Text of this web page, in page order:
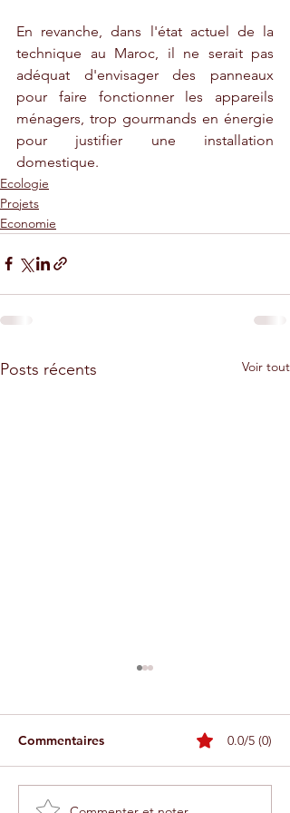
En revanche, dans l'état actuel de la
technique au Maroc, il ne serait pas
adéquat d'envisager des panneaux
pour faire fonctionner les appareils
ménagers, trop gourmands en énergie
pour justifier une installation
domestique.
Ecologie
Projets
Economie
Posts récents Voir tout
Commentaires 0.0/5 (0)